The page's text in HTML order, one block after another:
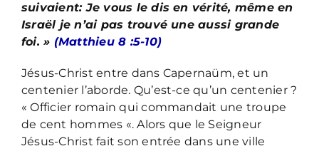
suivaient: Je vous le dis en vérité, même en
Israël je n’ai pas trouvé une aussi grande
foi. » (Matthieu 8 :5-10)
Jésus-Christ entre dans Capernaüm, et un
centenier l’aborde. Qu’est-ce qu’un centenier ?
« Officier romain qui commandait une troupe
de cent hommes «. Alors que le Seigneur
Jésus-Christ fait son entrée dans une ville